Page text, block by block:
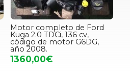
Motor completo de Ford
Kuga 2.0 TDCi, 136 cv,
código de motor G6DG,
año 2008.
1360,00€